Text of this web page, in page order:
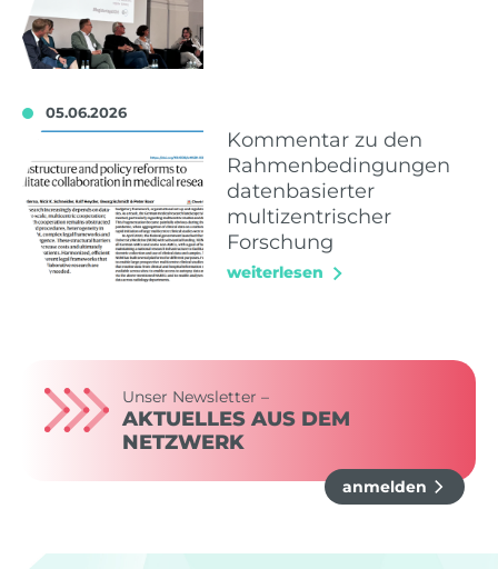
05.06.2026
Kommentar zu den
Rahmenbedingungen
datenbasierter
multizentrischer
Forschung
weiterlesen
Unser Newsletter –
AKTUELLES AUS DEM
NETZWERK
anmelden